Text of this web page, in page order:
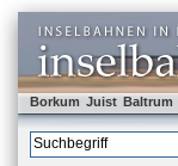
Borkum Juist Baltrum